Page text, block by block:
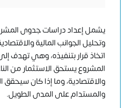
يشمل إعداد دراسات جدوى
وتحليل الجوانب المالية
اتخاذ قرار بتنفيذه، وهي تهدف
المشروع يستحق الاستثمار من
والاقتصادية، وما إذا كان سيحقق
والمستدام على المدى الطويل.